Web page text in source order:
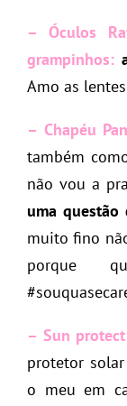
– Óculos
grampinhos:
Amo as
– Chapéu
também
não vou a
uma questão
muito fino
porque
– Sun
protetor
o meu em